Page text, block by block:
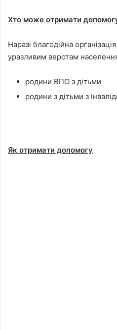
Хто може отримати
Наразі благодійна
уразливим верстам
родини ВПО з дітьми
родини з дітьми з
Як отримати допомогу